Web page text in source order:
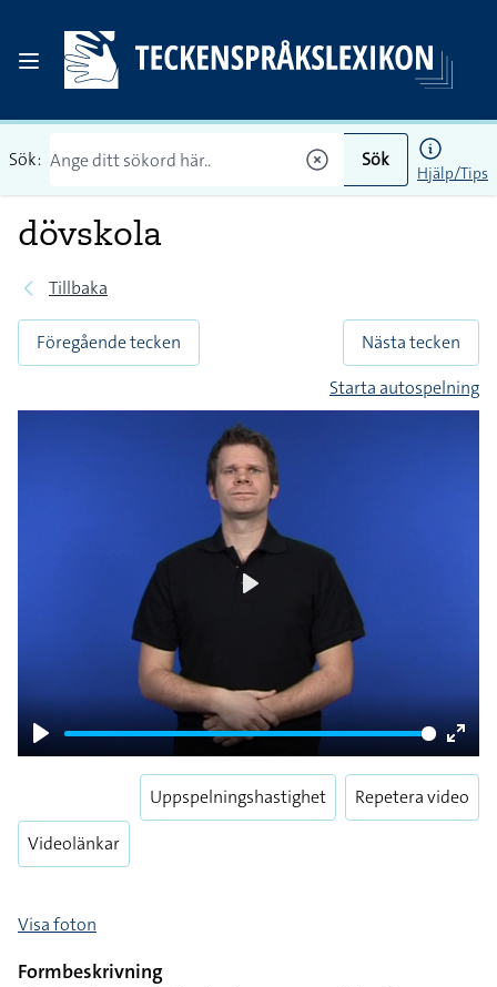
Sök: Sök
Hjälp/Tips
dövskola
Tillbaka
Föregående tecken
Nästa tecken
Starta autospelning
Play
Enter
Videolänkar
Uppspelningshastighet Repetera video
Visa foton
Formbeskrivning